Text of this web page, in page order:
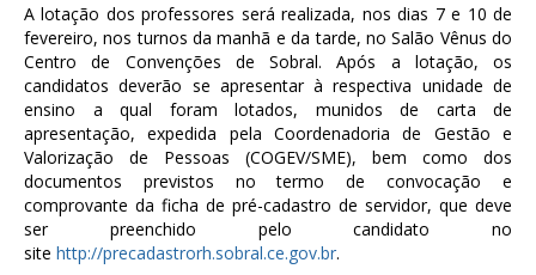
A lotação dos professores será realizada, nos dias 7 e 10 de
fevereiro, nos turnos da manhã e da tarde, no Salão Vênus do
Centro de Convenções de Sobral. Após a lotação, os
candidatos deverão se apresentar à respectiva unidade de
ensino a qual foram lotados, munidos de carta de
apresentação, expedida pela Coordenadoria de Gestão e
Valorização de Pessoas (COGEV/SME), bem como dos
documentos previstos no termo de convocação e
comprovante da ficha de pré-cadastro de servidor, que deve
ser preenchido pelo candidato no
site http://precadastrorh.sobral.ce.gov.br.